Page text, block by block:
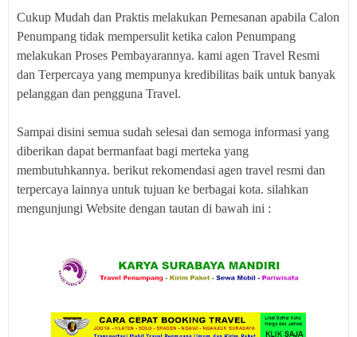
Cukup Mudah dan Praktis melakukan Pemesanan apabila Calon
Penumpang tidak mempersulit ketika calon Penumpang
melakukan Proses Pembayarannya. kami agen Travel Resmi
dan Terpercaya yang mempunya kredibilitas baik untuk banyak
pelanggan dan pengguna Travel.
Sampai disini semua sudah selesai dan semoga informasi yang
diberikan dapat bermanfaat bagi merteka yang
membutuhkannya. berikut rekomendasi agen travel resmi dan
terpercaya lainnya untuk tujuan ke berbagai kota. silahkan
mengunjungi Website dengan tautan di bawah ini :